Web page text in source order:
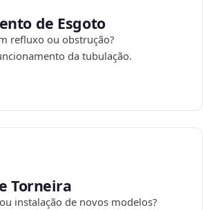
de Esgoto
refluxo ou obstrução?
da tubulação.
Torneira
instalação de novos modelos?